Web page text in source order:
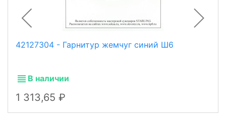
42127304 - Гарнитур жемчуг синий Ш6
В наличии
1 313,65